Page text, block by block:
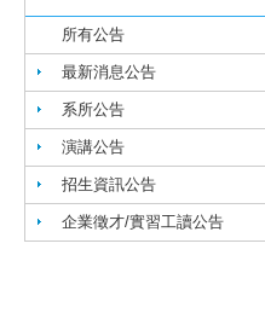
所有公告
最新消息公告
系所公告
演講公告
招生資訊公告
企業徵才/實習工讀公告